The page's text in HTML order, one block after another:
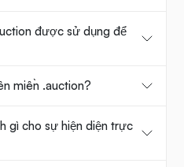
được sử dụng để
miền .auction?
gì cho sự hiện diện trực